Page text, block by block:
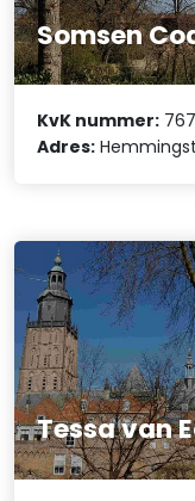
Somsen
KvK nummer:
Adres:
Tessa van